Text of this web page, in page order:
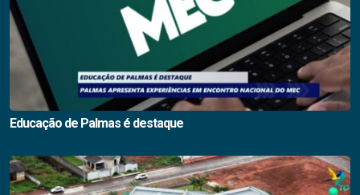
Educação de Palmas é destaque